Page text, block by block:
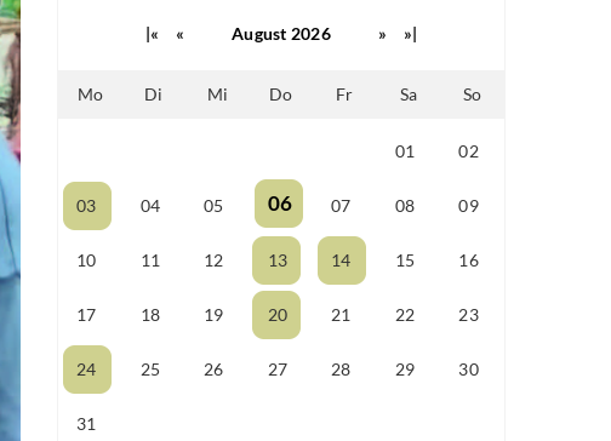
|« « August 2026 » »|
Mo Di Mi Do Fr Sa So
01 02
03 04 05 06 07 08 09
10 11 12 13 14 15 16
17 18 19 20 21 22 23
24 25 26 27 28 29 30
31